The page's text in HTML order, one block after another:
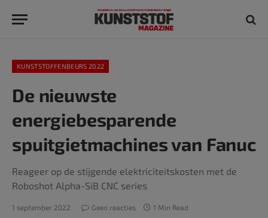
KUNSTSTOFFENBEURS 2022
De nieuwste
energiebesparende
spuitgietmachines van Fanuc
Reageer op de stijgende elektriciteitskosten met de
Roboshot Alpha-SiB CNC series
1 september 2022 Geen reacties 1 Min Read